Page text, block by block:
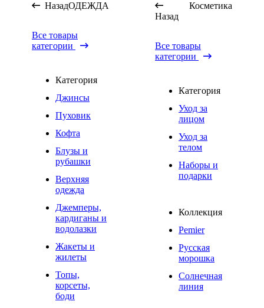
НазадОДЕЖДА
Все товары
категории
Категория
Джинсы
Пуховик
Кофта
Блузы и
рубашки
Верхняя
одежда
Джемперы,
кардиганы и
водолазки
Жакеты и
жилеты
Топы,
корсеты,
боди
Назад
Косметика
Все товары
категории
Категория
Уход за
лицом
Уход за
телом
Наборы и
подарки
Коллекция
Pemier
Русская
морошка
Солнечная
линия